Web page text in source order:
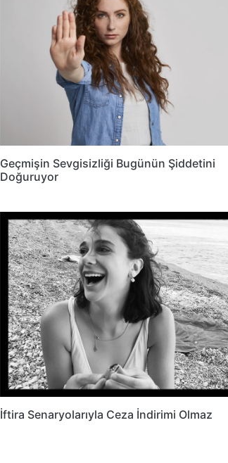
Geçmişin Sevgisizliği Bugünün Şiddetini
Doğuruyor
İftira Senaryolarıyla Ceza İndirimi Olmaz